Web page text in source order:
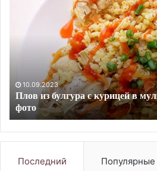
с
чечевичный
суп-
пюре
паприкой
и
мятой.
20.10.2021
Турецкий
Последний Популярные